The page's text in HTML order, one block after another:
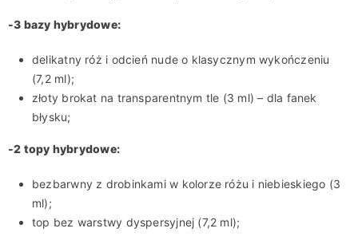
-3 bazy hybrydowe:
delikatny róż i odcień nude o klasycznym wykończeniu
(7,2 ml);
złoty brokat na transparentnym tle (3 ml) – dla fanek
błysku;
-2 topy hybrydowe:
bezbarwny z drobinkami w kolorze różu i niebieskiego (3
ml);
top bez warstwy dyspersyjnej (7,2 ml);